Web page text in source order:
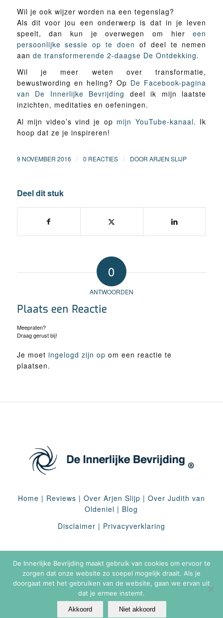
Wil je ook wijzer worden na een tegenslag?
Als dit voor jou een onderwerp is dat in je leven
speelt, dan kun je overwegen om hiereen
persoonlijke sessie op te doen of deel te nemen
aan de transformerende 2-daagse De Ontdekking.
Wil je meer weten over transformatie,
bewustwording en heling? Op De Facebook-pagina
van De Innerlijke Bevrijding
deel ik mijn laatste
inzichten, meditaties en oefeningen.
Al mijn video’s vind je op mijn YouTube-kanaal. Ik
hoop dat ze je inspireren!
9 NOVEMBER 2016 / 0 REACTIES / DOOR ARJEN SLIJP
Deel dit stuk
0
ANTWOORDEN
Plaats een Reactie
Meepraten?
Draag gerust bij!
Je moet ingelogd zijn op om een reactie te
plaatsen.
Home | Reviews | Over Arjen Slijp | Over Judith van
Oldeniel | Blog
Disclaimer | Privacyverklaring
De Innerlijke Bevrijding maakt gebruik van cookies om ervoor te
zorgen dat onze website zo soepel mogelijk draait. Als je
doorgaat met het gebruiken van de website, gaan we ervan uit
dat je ermee instemt.
Akkoord Niet akkoord